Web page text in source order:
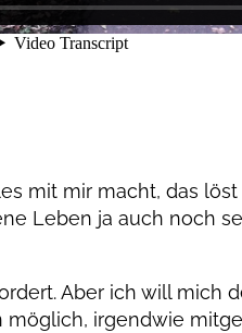
mit mir macht, das
Leben ja auch noch
Aber ich will mich
irgendwie